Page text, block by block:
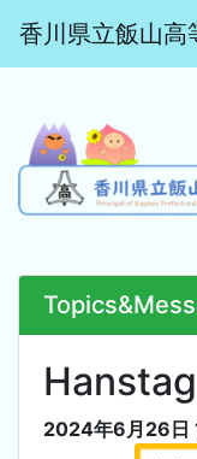
香川県立飯山高
2024年6月26日